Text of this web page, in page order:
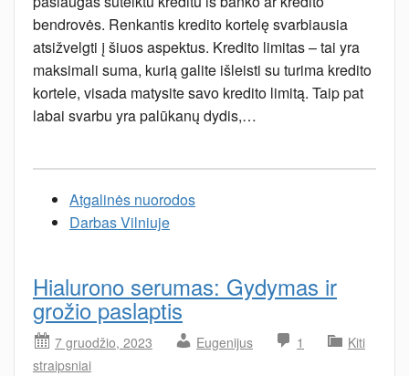
bendrovės. Renkantis kredito kortelę svarbiausia
atsižvelgti į šiuos aspektus. Kredito limitas – tai yra
maksimali suma, kurią galite išleisti su turima kredito
kortele, visada matysite savo kredito limitą. Taip pat
labai svarbu yra palūkanų dydis,…
Atgalinės nuorodos
Darbas Vilniuje
Hialurono serumas: Gydymas ir
grožio paslaptis
7 gruodžio, 2023 Eugenijus 1
Kiti
straipsniai